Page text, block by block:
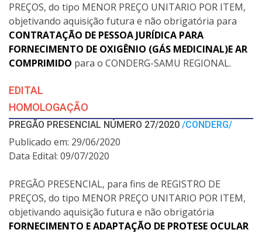
PREÇOS, do tipo MENOR PREÇO UNITARIO POR ITEM,
objetivando aquisição futura e não obrigatória para
CONTRATAÇÃO DE PESSOA JURÍDICA PARA
FORNECIMENTO DE OXIGÊNIO (GÁS MEDICINAL)E AR
COMPRIMIDO para o CONDERG-SAMU REGIONAL.
EDITAL
HOMOLOGAÇÃO
PREGÃO PRESENCIAL NÚMERO 27/2020 /CONDERG/
Publicado em: 29/06/2020
Data Edital: 09/07/2020
PREGÃO PRESENCIAL, para fins de REGISTRO DE
PREÇOS, do tipo MENOR PREÇO UNITARIO POR ITEM,
objetivando aquisição futura e não obrigatória
FORNECIMENTO E ADAPTAÇÃO DE PROTESE OCULAR